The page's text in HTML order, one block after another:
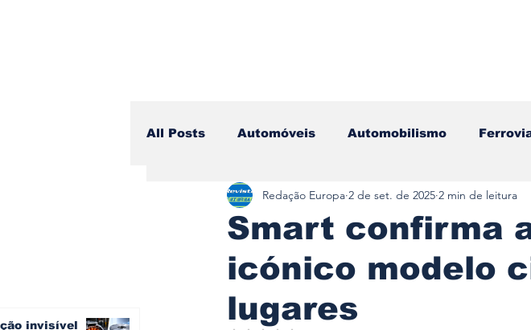
invisível
All Posts Automóveis Automobilismo
Camiões Lazer Aviação Motos
Branding & Estratégia Componentes
Vídeo Blog - Sobre Rodas
Smart confirma
icónico modelo
lugares
Redação Europa 2 de set. de 2025 2 min de leitura